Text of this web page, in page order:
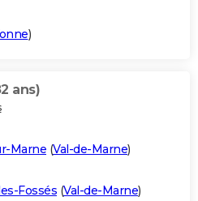
)
ans)
Marne (Val-de-Marne)
Fossés (Val-de-Marne)